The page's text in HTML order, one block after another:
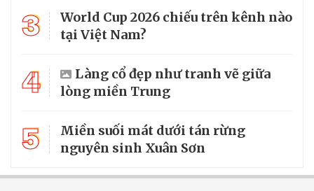
3
World Cup 2026 chiếu trên kênh nào
tại Việt Nam?
4
Làng cổ đẹp như tranh vẽ giữa
lòng miền Trung
5
Miền suối mát dưới tán rừng
nguyên sinh Xuân Sơn